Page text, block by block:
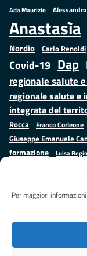
Per maggiori
Ada Maurizio
Anastasìa
Nordio Carlo Renoldi
Covid-19 Dap
regionale salute
regionale salute e
integrata del
Rocca
Franco Corleone
Giuseppe Emanuele
formazione
Luisa
Regione Lazio
Roberto